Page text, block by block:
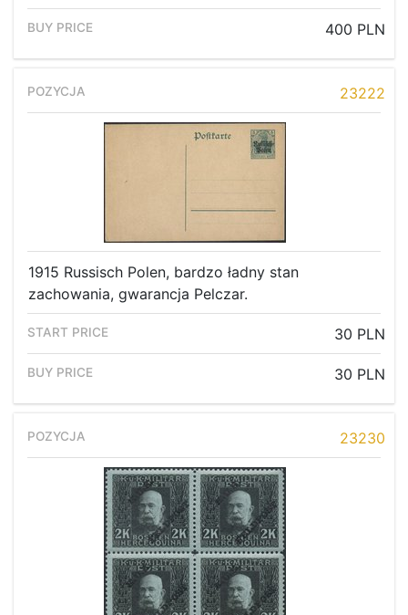
400 PLN
23222
1915 Russisch Polen, bardzo ładny stan
zachowania, gwarancja Pelczar.
30 PLN
30 PLN
23230